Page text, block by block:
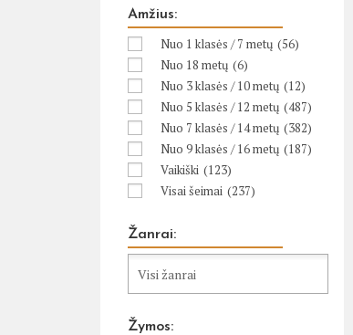
Amžius:
Nuo 1 klasės / 7 metų (56)
Nuo 18 metų (6)
Nuo 3 klasės / 10 metų (12)
Nuo 5 klasės / 12 metų (487)
Nuo 7 klasės / 14 metų (382)
Nuo 9 klasės / 16 metų (187)
Vaikiški (123)
Visai šeimai (237)
Žanrai:
Žymos: